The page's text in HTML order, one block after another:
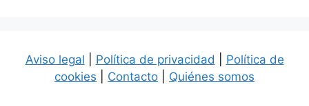
Aviso legal Política de privacidad
Política de
cookies
Contacto Quiénes somos